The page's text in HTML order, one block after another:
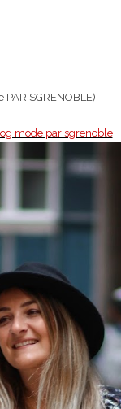
PARISGRENOBLE)